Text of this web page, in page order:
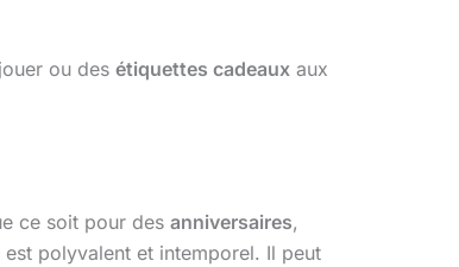
ou des étiquettes cadeaux aux
ce soit pour des anniversaires,
est polyvalent et intemporel. Il peut